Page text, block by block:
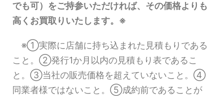
でも可）をご持参いただければ、その価格よりも
高くお買取りいたします。※
※①実際に店舗に持ち込まれた見積もりである
こと。②発行1か月以内の見積もり表であるこ
と。③当社の販売価格を超えていないこと。④
同業者様ではないこと。⑤成約前であることが